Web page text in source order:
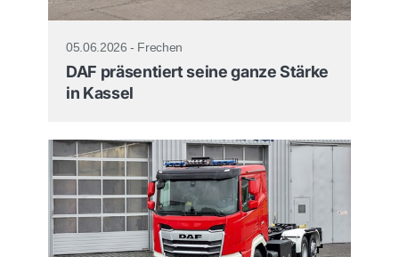
05.06.2026 - Frechen
DAF präsentiert seine ganze Stärke
in Kassel